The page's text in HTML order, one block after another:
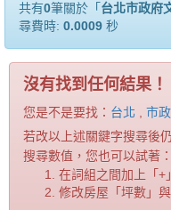
共有0筆關於「 台北市政府
尋費時: 0.0009 秒
沒有找到任何結果！
您是不是要找： 台北 , 市
若改以上述關鍵字搜尋後
搜尋數值，您也可以試著：
在詞組之間加上「+
修改房屋「坪數」